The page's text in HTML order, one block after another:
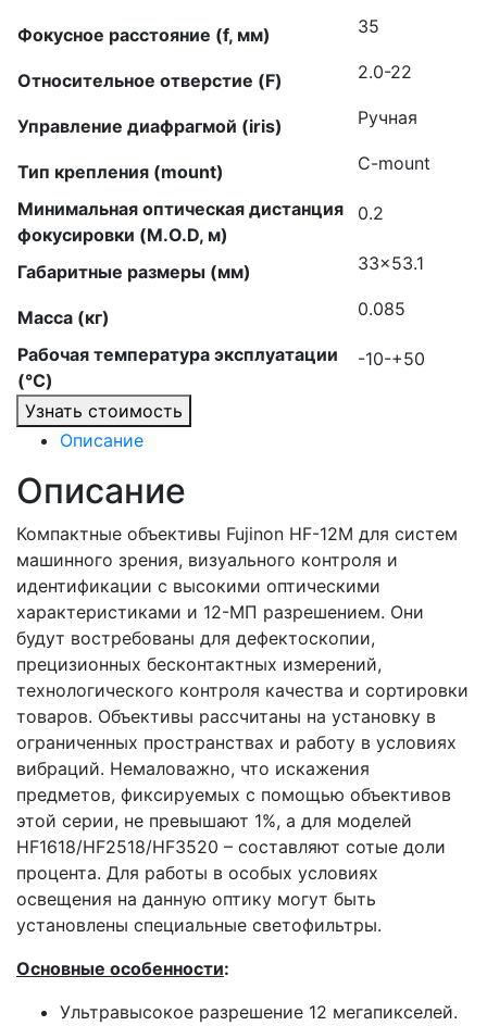
Фокусное расстояние (f, мм) 35
Относительное отверстие (F) 2.0-22
Управление диафрагмой (iris) Ручная
Тип крепления (mount) C-mount
Минимальная оптическая дистанция
фокусировки (M.O.D, м)
0.2
Габаритные размеры (мм) 33×53.1
Масса (кг) 0.085
Рабочая температура эксплуатации
(°C)
-10-+50
Узнать стоимость
Описание
Описание
Компактные объективы Fujinon HF-12M для систем
машинного зрения, визуального контроля и
идентификации с высокими оптическими
характеристиками и 12-МП разрешением. Они
будут востребованы для дефектоскопии,
прецизионных бесконтактных измерений,
технологического контроля качества и сортировки
товаров. Объективы рассчитаны на установку в
ограниченных пространствах и работу в условиях
вибраций. Немаловажно, что искажения
предметов, фиксируемых с помощью объективов
этой серии, не превышают 1%, а для моделей
HF1618/HF2518/HF3520 – составляют сотые доли
процента. Для работы в особых условиях
освещения на данную оптику могут быть
установлены специальные светофильтры.
Основные особенности:
Ультравысокое разрешение 12 мегапикселей.